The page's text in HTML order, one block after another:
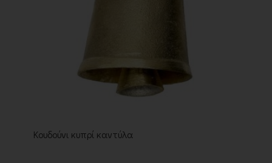
Κουδούνι κυπρί καντύλα